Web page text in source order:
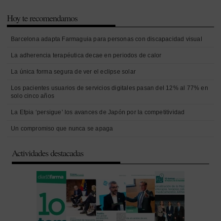
Hoy te recomendamos
Barcelona adapta Farmaguia para personas con discapacidad visual
La adherencia terapéutica decae en periodos de calor
La única forma segura de ver el eclipse solar
Los pacientes usuarios de servicios digitales pasan del 12% al 77% en
solo cinco años
La Efpia ‘persigue’ los avances de Japón por la competitividad
Un compromiso que nunca se apaga
Actividades destacadas